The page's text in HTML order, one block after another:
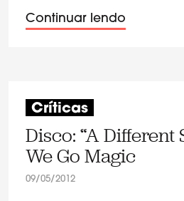
Continuar lendo
Críticas
Disco: “A Different
We Go Magic
09/05/2012